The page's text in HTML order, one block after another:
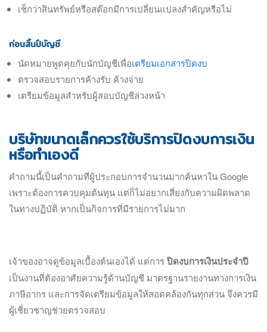
เช็กว่าสินทรัพย์หรือสต๊อกมีการเปลี่ยนแปลงสำคัญหรือไม่
ก่อนสิ้นปีบัญชี
นัดหมายพูดคุยกับนักบัญชีเพื่อเตรียมเอกสารปิดงบ
ตรวจสอบรายการค้างรับ ค้างจ่าย
เตรียมข้อมูลสำหรับผู้สอบบัญชีล่วงหน้า
บริษัทขนาดเล็กควรใช้บริการปิดงบการเงิน
หรือทำเองดี
คำถามนี้เป็นคำถามที่ผู้ประกอบการจำนวนมากค้นหาใน Google
เพราะต้องการควบคุมต้นทุน แต่ก็ไม่อยากเสี่ยงกับความผิดพลาด
ในทางปฏิบัติ หากเป็นกิจการที่มีรายการไม่มาก
เจ้าของอาจดูข้อมูลเบื้องต้นเองได้ แต่การปิดงบการเงินประจำปี
เป็นงานที่ต้องอาศัยความรู้ด้านบัญชี มาตรฐานรายงานทางการเงิน
ภาษีอากร และการจัดเตรียมข้อมูลให้สอดคล้องกันทุกส่วน จึงควรมี
ผู้เชี่ยวชาญช่วยตรวจสอบ